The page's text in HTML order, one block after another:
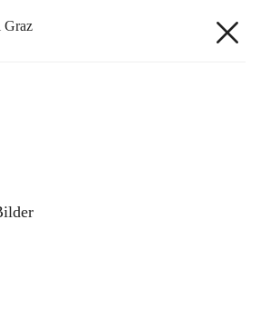
Graz